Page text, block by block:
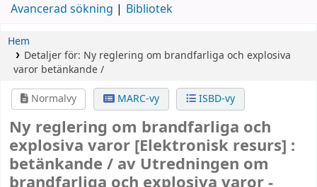
Avancerad sökning Bibliotek
Hem
Detaljer för: Ny reglering om brandfarliga och explosiva
varor betänkande /
Normalvy
MARC-vy ISBD-vy
Ny reglering om brandfarliga och
explosiva varor [Elektronisk resurs] :
betänkande / av Utredningen om